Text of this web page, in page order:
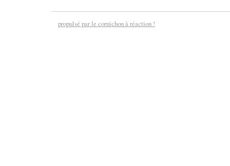
propulsé par le cornichon à réaction !